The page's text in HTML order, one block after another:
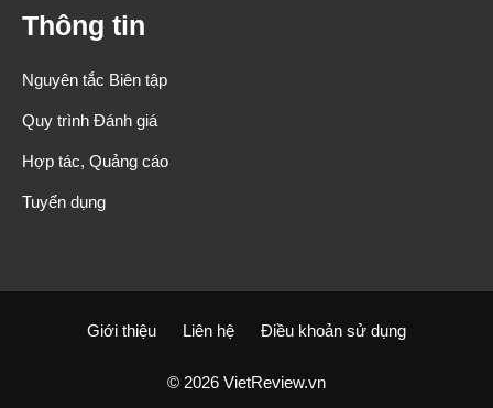
Thông tin
Nguyên tắc Biên tập
Quy trình Đánh giá
Hợp tác, Quảng cáo
Tuyển dụng
Giới thiệu Liên hệ Điều khoản sử dụng
© 2026 VietReview.vn